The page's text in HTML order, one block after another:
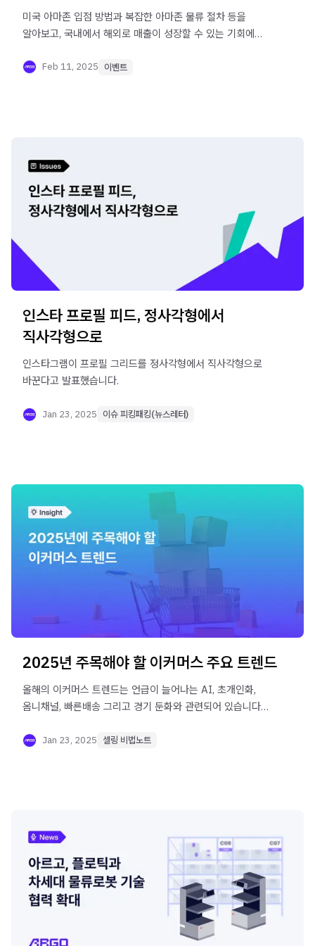
미국 아마존 입점 방법과 복잡한 아마존 물류 절차 등을
알아보고, 국내에서 해외로 매출이 성장할 수 있는 기회에
Feb 11, 2025 이벤트
인스타 프로필 피드, 정사각형에서
직사각형으로
인스타그램이 프로필 그리드를 정사각형에서 직사각형으로
바꾼다고 발표했습니다.
Jan 23, 2025 이슈 피킹패킹(뉴스레터)
2025년 주목해야 할 이커머스 주요 트렌드
올해의 이커머스 트렌드는 언급이 늘어나는 AI, 초개인화,
옴니채널, 빠른배송 그리고 경기 둔화와 관련되어 있습니다.
쇼핑몰 운영 시 알아야하는 주요 트렌드에 대해 알아봅니다.
Jan 23, 2025 셀링 비법노트